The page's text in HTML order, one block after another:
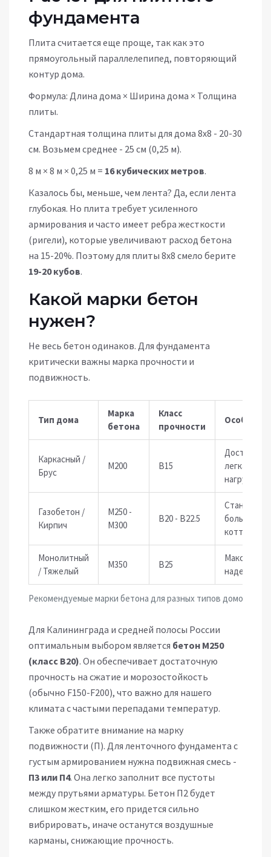
фундамента
Плита считается еще проще, так как это
прямоугольный параллелепипед, повторяющий
контур дома.
Формула: Длина дома × Ширина дома × Толщина
плиты.
Стандартная толщина плиты для дома 8х8 - 20-30
см. Возьмем среднее - 25 см (0,25 м).
8 м × 8 м × 0,25 м = 16 кубических метров.
Казалось бы, меньше, чем лента? Да, если лента
глубокая. Но плита требует усиленного
армирования и часто имеет ребра жесткости
(ригели), которые увеличивают расход бетона
на 15-20%. Поэтому для плиты 8х8 смело берите
19-20 кубов.
Какой марки бетон
нужен?
Не весь бетон одинаков. Для фундамента
критически важны марка прочности и
подвижность.
Рекомендуемые марки бетона для разных типов домов
Тип дома
Марка
бетона
Класс
прочности
Каркасный /
Брус
M200 B15
легкая
нагрузка
Газобетон /
Кирпич
M250 -
M300
B20 - B22.5
Стандарт
коттеджей
Монолитный
/ Тяжелый
M350 B25
Для Калининграда и средней полосы России
оптимальным выбором является бетон М250
(класс В20). Он обеспечивает достаточную
прочность на сжатие и морозостойкость
(обычно F150-F200), что важно для нашего
климата с частыми перепадами температур.
Также обратите внимание на марку
подвижности (П). Для ленточного фундамента с
густым армированием нужна подвижная смесь -
П3 или П4. Она легко заполнит все пустоты
между прутьями арматуры. Бетон П2 будет
слишком жестким, его придется сильно
вибрировать, иначе останутся воздушные
карманы, снижающие прочность.